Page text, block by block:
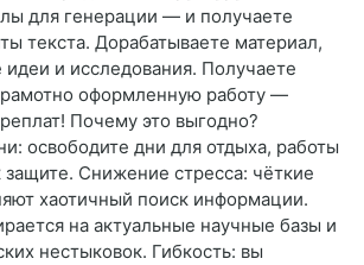
для генерации — и получаете
текста. Дорабатываете материал,
и исследования. Получаете
оформленную работу —
Почему это выгодно?
освободите дни для отдыха, работы
защите. Снижение стресса: чёткие
хаотичный поиск информации.
на актуальные научные базы и
нестыковок. Гибкость: вы